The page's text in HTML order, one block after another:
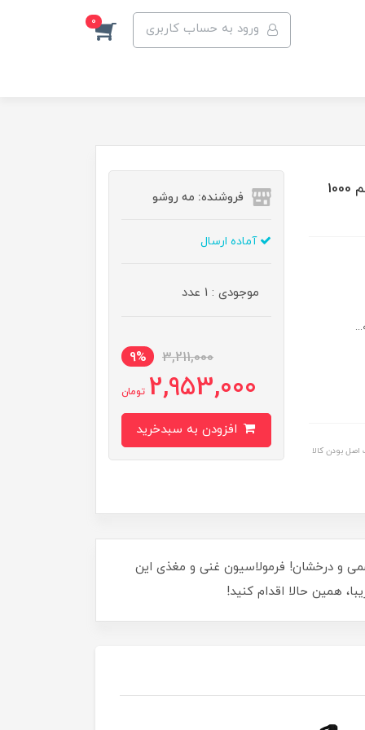
ورود به حساب کاربری 0
ماسک مو اسموتینگ سوپرانو پروفشنال بدون سولفات حجم 1000
بودن کالا
فروشنده: مه رو‌شو
آماده ارسال
موجودی : 1 عدد
3,211,000
9%
2,953,000 تومان
نهایی برای داشتن موهایی ابریشمی و درخشان! فرمولاسیون غنی و مغذی این
همین حالا اقدام کنید!